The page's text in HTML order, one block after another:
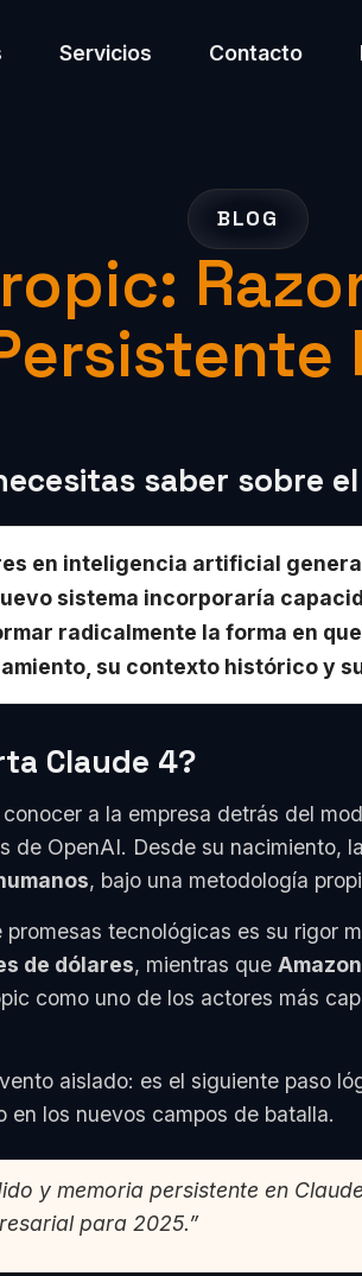
Servicios Contacto
BLOG
saber sobre
en inteligencia artificial
sistema incorporaría
radicalmente la forma en
su contexto histórico y
Claude 4?
a la empresa detrás del
de OpenAI. Desde su nacimiento,
, bajo una metodología
tecnológicas es su rigor
de dólares, mientras que
como uno de los actores más
aislado: es el siguiente paso
los nuevos campos de batalla.
y memoria persistente en
para 2025.”